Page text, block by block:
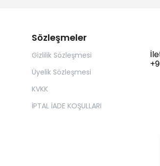
Sözleşmeler
Gizlilik Sözleşmesi
Üyelik Sözleşmesi
KVKK
İPTAL İADE KOŞULLARI